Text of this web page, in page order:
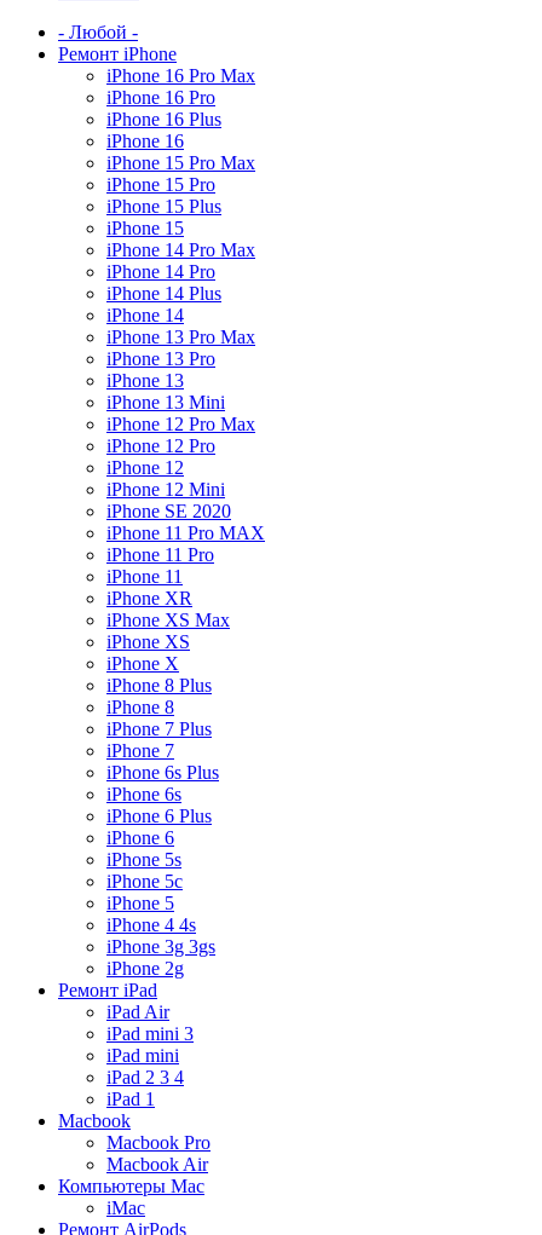
- Любой -
Ремонт iPhone
iPhone 16 Pro Max
iPhone 16 Pro
iPhone 16 Plus
iPhone 16
iPhone 15 Pro Max
iPhone 15 Pro
iPhone 15 Plus
iPhone 15
iPhone 14 Pro Max
iPhone 14 Pro
iPhone 14 Plus
iPhone 14
iPhone 13 Pro Max
iPhone 13 Pro
iPhone 13
iPhone 13 Mini
iPhone 12 Pro Max
iPhone 12 Pro
iPhone 12
iPhone 12 Mini
iPhone SE 2020
iPhone 11 Pro MAX
iPhone 11 Pro
iPhone 11
iPhone XR
iPhone XS Max
iPhone XS
iPhone X
iPhone 8 Plus
iPhone 8
iPhone 7 Plus
iPhone 7
iPhone 6s Plus
iPhone 6s
iPhone 6 Plus
iPhone 6
iPhone 5s
iPhone 5c
iPhone 5
iPhone 4 4s
iPhone 3g 3gs
iPhone 2g
Ремонт iPad
iPad Air
iPad mini 3
iPad mini
iPad 2 3 4
iPad 1
Macbook
Macbook Pro
Macbook Air
Компьютеры Mac
iMac
Ремонт AirPods